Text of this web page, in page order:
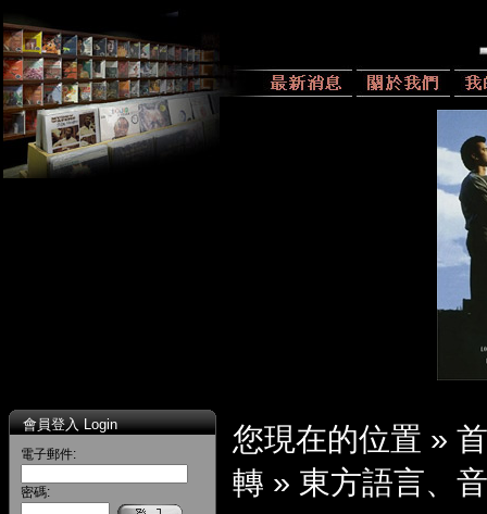
會員登入 Login
電子郵件:
密碼:
您現在的位置 »
轉 » 東方語言、